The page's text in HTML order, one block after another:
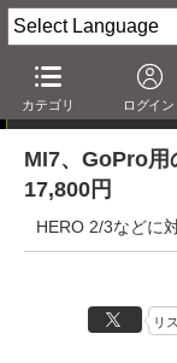
カテゴリ ログイン
ニュース
MI7、GoPro用
17,800円
HERO 2/3などに
リ